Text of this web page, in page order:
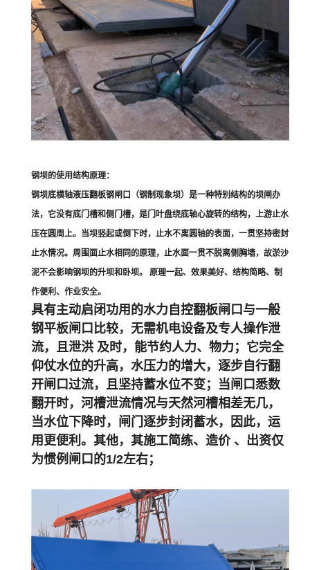
钢坝的使用结构原理：
钢坝底横轴液压翻板钢闸口（钢制现象坝）是一种特别结构的坝闸办
法，它没有底门槽和侧门槽，是门叶盘绕底轴心旋转的结构，上游止水
压在圆周上。当坝竖起或倒下时，止水不离圆轴的表面，一贯坚持密封
止水情况。周围面止水相同的原理，止水面一贯不脱离侧胸墙，故淤沙
泥不会影响钢坝的升坝和卧坝。 原理一起、效果美好、结构简略、制
作便利、作业安全。
具有主动启闭功用的水力自控翻板闸口与一般
钢平板闸口比较，无需机电设备及专人操作泄
流，且泄洪 及时，能节约人力、物力；它完全
仰仗水位的升高，水压力的增大，逐步自行翻
开闸口过流，且坚持蓄水位不变；当闸口悉数
翻开时，河槽泄流情况与天然河槽相差无几，
当水位下降时，闸门逐步封闭蓄水，因此，运
用更便利。其他，其施工简练、造价 、出资仅
为惯例闸口的1/2左右；